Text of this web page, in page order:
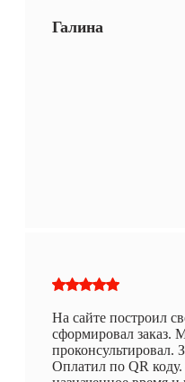
Галина
На сайте построил
сформировал заказ.
проконсультировал.
Оплатил по QR